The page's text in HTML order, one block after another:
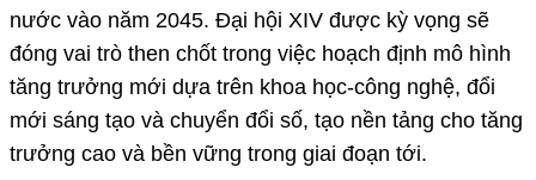
nước vào năm 2045. Đại hội XIV được kỳ vọng sẽ
đóng vai trò then chốt trong việc hoạch định mô hình
tăng trưởng mới dựa trên khoa học-công nghệ, đổi
mới sáng tạo và chuyển đổi số, tạo nền tảng cho tăng
trưởng cao và bền vững trong giai đoạn tới.